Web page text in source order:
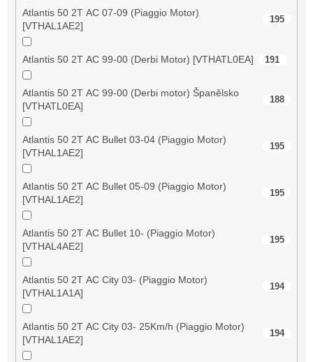
Atlantis 50 2T AC 07-09 (Piaggio Motor)
[VTHAL1AE2]
195
Atlantis 50 2T AC 99-00 (Derbi Motor) [VTHATL0EA] 191
Atlantis 50 2T AC 99-00 (Derbi motor) Španělsko
[VTHATL0EA]
188
Atlantis 50 2T AC Bullet 03-04 (Piaggio Motor)
[VTHAL1AE2]
195
Atlantis 50 2T AC Bullet 05-09 (Piaggio Motor)
[VTHAL1AE2]
195
Atlantis 50 2T AC Bullet 10- (Piaggio Motor)
[VTHAL4AE2]
195
Atlantis 50 2T AC City 03- (Piaggio Motor)
[VTHAL1A1A]
194
Atlantis 50 2T AC City 03- 25Km/h (Piaggio Motor)
[VTHAL1AE2]
194